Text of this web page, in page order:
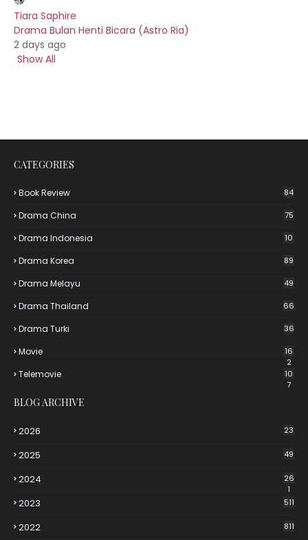
Tiara Saphire
Drama Bulan Henti Bicara (Astro Ria)
2 days ago
Show All
CATEGORIES
Book Review 84
Drama China 75
Drama Indonesia 10
Drama Korea 89
Drama Melayu 49
Drama Thailand 66
Drama Turki 36
Movie
16
2
Telemovie
10
7
BLOG ARCHIVE
2026 23
2025 49
2024
26
1
2023 511
2022 811